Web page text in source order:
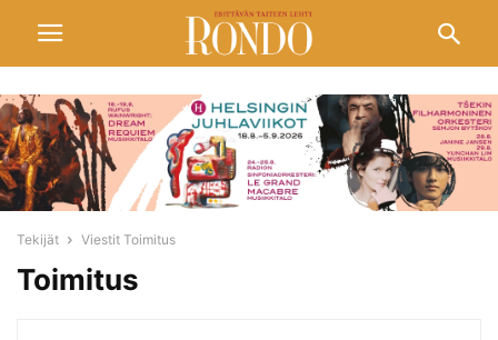
Tekijät Viestit Toimitus
Toimitus